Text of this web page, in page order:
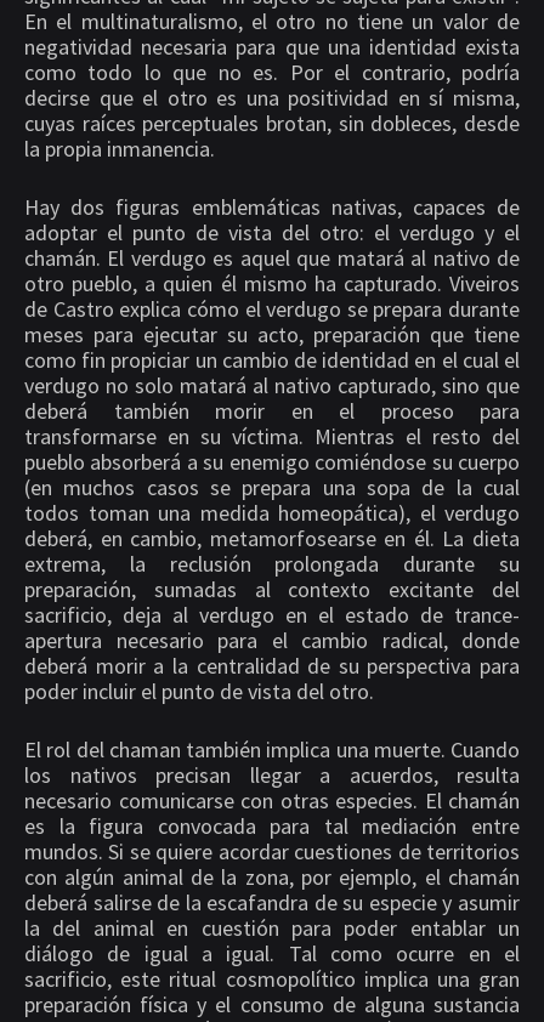
En el multinaturalismo, el otro no tiene un valor de
negatividad necesaria para que una identidad exista
como todo lo que no es. Por el contrario, podría
decirse que el otro es una positividad en sí misma,
cuyas raíces perceptuales brotan, sin dobleces, desde
la propia inmanencia.
Hay dos figuras emblemáticas nativas, capaces de
adoptar el punto de vista del otro: el verdugo y el
chamán. El verdugo es aquel que matará al nativo de
otro pueblo, a quien él mismo ha capturado. Viveiros
de Castro explica cómo el verdugo se prepara durante
meses para ejecutar su acto, preparación que tiene
como fin propiciar un cambio de identidad en el cual el
verdugo no solo matará al nativo capturado, sino que
deberá también morir en el proceso para
transformarse en su víctima. Mientras el resto del
pueblo absorberá a su enemigo comiéndose su cuerpo
(en muchos casos se prepara una sopa de la cual
todos toman una medida homeopática), el verdugo
deberá, en cambio, metamorfosearse en él. La dieta
extrema, la reclusión prolongada durante su
preparación, sumadas al contexto excitante del
sacrificio, deja al verdugo en el estado de trance-
apertura necesario para el cambio radical, donde
deberá morir a la centralidad de su perspectiva para
poder incluir el punto de vista del otro.
El rol del chaman también implica una muerte. Cuando
los nativos precisan llegar a acuerdos, resulta
necesario comunicarse con otras especies. El chamán
es la figura convocada para tal mediación entre
mundos. Si se quiere acordar cuestiones de territorios
con algún animal de la zona, por ejemplo, el chamán
deberá salirse de la escafandra de su especie y asumir
la del animal en cuestión para poder entablar un
diálogo de igual a igual. Tal como ocurre en el
sacrificio, este ritual cosmopolítico implica una gran
preparación física y el consumo de alguna sustancia